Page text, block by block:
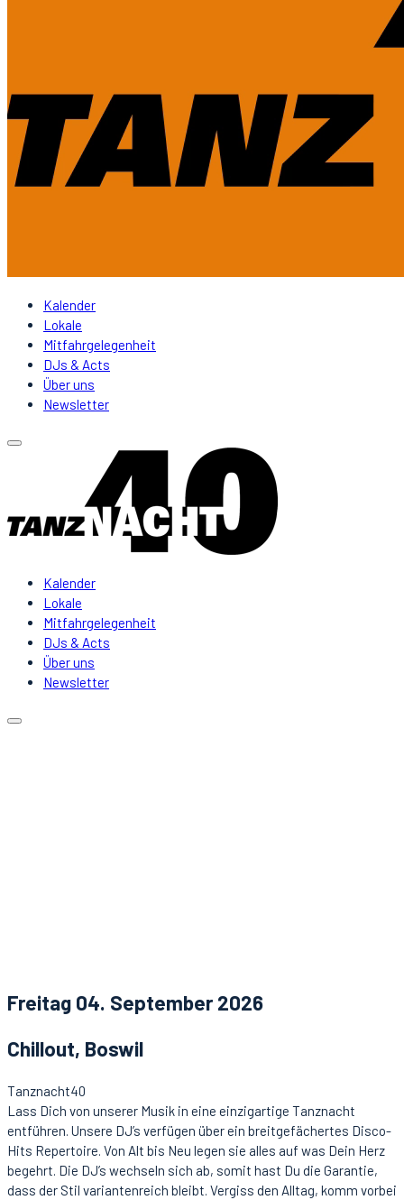
Kalender
Lokale
Mitfahrgelegenheit
DJs & Acts
Über uns
Newsletter
Kalender
Lokale
Mitfahrgelegenheit
DJs & Acts
Über uns
Newsletter
Freitag 04. September 2026
Chillout, Boswil
Tanznacht40
Lass Dich von unserer Musik in eine einzigartige Tanznacht
entführen. Unsere DJ’s verfügen über ein breitgefächertes Disco-
Hits Repertoire. Von Alt bis Neu legen sie alles auf was Dein Herz
begehrt. Die DJ’s wechseln sich ab, somit hast Du die Garantie,
dass der Stil variantenreich bleibt. Vergiss den Alltag, komm vorbei